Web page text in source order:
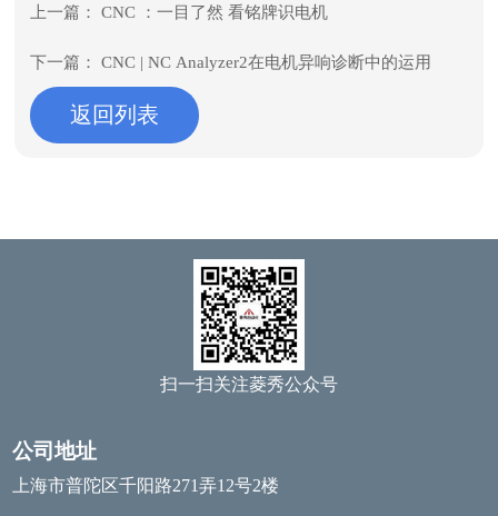
上一篇： CNC ：一目了然 看铭牌识电机
返回列表
下一篇： CNC | NC Analyzer2在电机异响诊断中的运用
扫一扫关注菱秀公众号
公司地址
上海市普陀区千阳路271弄12号2楼